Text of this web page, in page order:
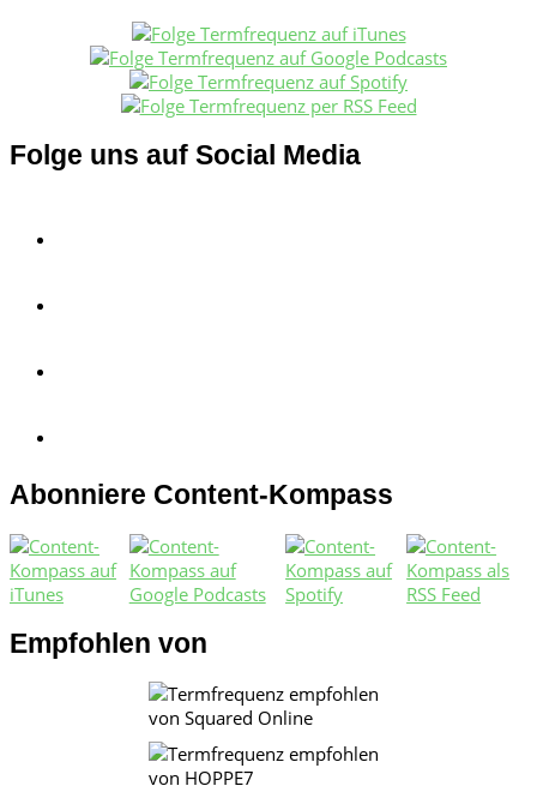
Folge uns auf Social Media
Abonniere Content-Kompass
Empfohlen von